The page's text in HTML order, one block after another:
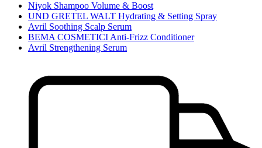
Niyok Shampoo Volume & Boost
UND GRETEL WALT Hydrating & Setting Spray
Avril Soothing Scalp Serum
BEMA COSMETICI Anti-Frizz Conditioner
Avril Strengthening Serum